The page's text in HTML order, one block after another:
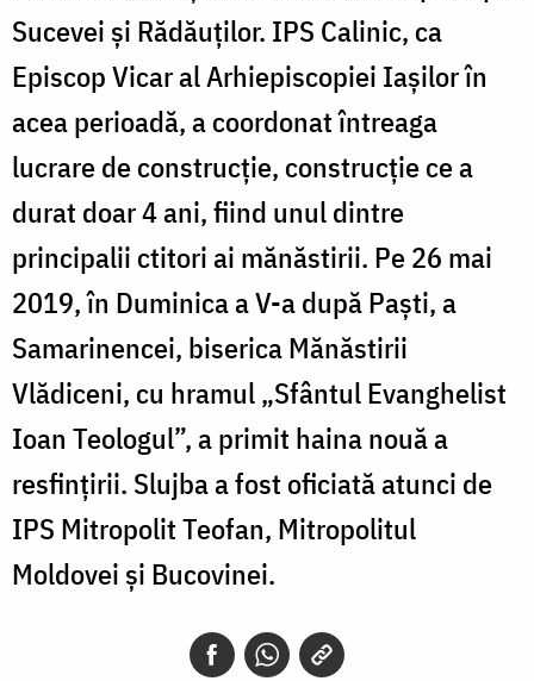
Sucevei și Rădăuților. IPS Calinic, ca
Episcop Vicar al Arhiepiscopiei Iașilor în
acea perioadă, a coordonat întreaga
lucrare de construcție, construcție ce a
durat doar 4 ani, fiind unul dintre
principalii ctitori ai mănăstirii. Pe 26 mai
2019, în Duminica a V-a după Paşti, a
Samarinencei, biserica Mănăstirii
Vlădiceni, cu hramul „Sfântul Evanghelist
Ioan Teologul”, a primit haina nouă a
resfinţirii. Slujba a fost oficiată atunci de
IPS Mitropolit Teofan, Mitropolitul
Moldovei și Bucovinei.